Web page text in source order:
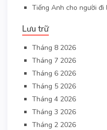
Tiếng Anh cho người đi
Lưu trữ
Tháng 8 2026
Tháng 7 2026
Tháng 6 2026
Tháng 5 2026
Tháng 4 2026
Tháng 3 2026
Tháng 2 2026